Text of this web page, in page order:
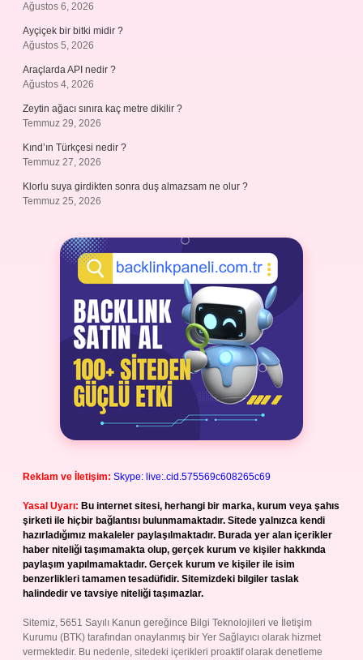
Ağustos 6, 2026
Ayçiçek bir bitki midir ?
Ağustos 5, 2026
Araçlarda API nedir ?
Ağustos 4, 2026
Zeytin ağacı sınıra kaç metre dikilir ?
Temmuz 29, 2026
Kınd’ın Türkçesi nedir ?
Temmuz 27, 2026
Klorlu suya girdikten sonra duş almazsam ne olur ?
Temmuz 25, 2026
Reklam ve İletişim: Skype: live:.cid.575569c608265c69
Yasal Uyarı: Bu internet sitesi, herhangi bir marka, kurum veya şahıs
şirketi ile hiçbir bağlantısı bulunmamaktadır. Sitede yalnızca kendi
hazırladığımız makaleler paylaşılmaktadır. Burada yer alan içerikler
haber niteliği taşımamakta olup, gerçek kurum ve kişiler hakkında
paylaşım yapılmamaktadır. Gerçek kurum ve kişiler ile isim
benzerlikleri tamamen tesadüfidir. Sitemizdeki bilgiler taslak
halindedir ve tavsiye niteliği taşımazlar.
Sitemiz, 5651 Sayılı Kanun gereğince Bilgi Teknolojileri ve İletişim
Kurumu (BTK) tarafından onaylanmış bir Yer Sağlayıcı olarak hizmet
vermektedir. Bu nedenle, sitedeki içerikleri proaktif olarak denetleme